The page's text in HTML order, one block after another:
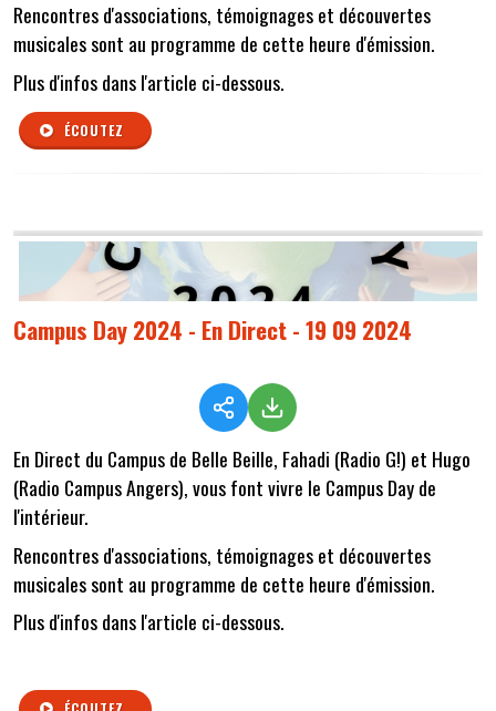
Rencontres d'associations, témoignages et découvertes
musicales sont au programme de cette heure d'émission.
Plus d'infos dans l'article ci-dessous.
ÉCOUTEZ
Campus Day 2024 - En Direct - 19 09 2024
En Direct du Campus de Belle Beille, Fahadi (Radio G!) et Hugo
(Radio Campus Angers), vous font vivre le Campus Day de
l'intérieur.
Rencontres d'associations, témoignages et découvertes
musicales sont au programme de cette heure d'émission.
Plus d'infos dans l'article ci-dessous.